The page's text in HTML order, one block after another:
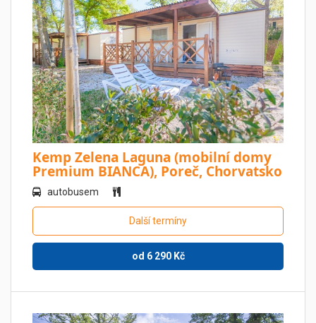
Kemp Zelena Laguna (mobilní domy
Premium BIANCA), Poreč, Chorvatsko
autobusem
Další termíny
od 6 290Kč